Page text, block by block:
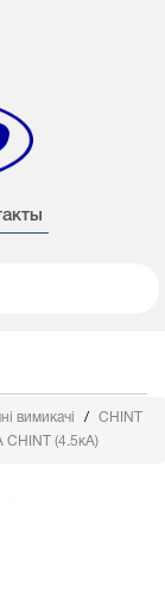
вимикачі
CHINT
CHINT (4.5кА)